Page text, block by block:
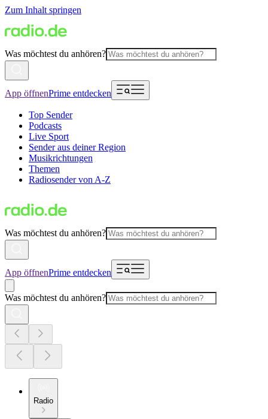
Zum Inhalt springen
Was möchtest du anhören?
App öffnenPrime entdecken
Top Sender
Podcasts
Live Sport
Sender aus deiner Region
Musikrichtungen
Themen
Radiosender von A-Z
Was möchtest du anhören?
App öffnenPrime entdecken
Was möchtest du anhören?
Radio